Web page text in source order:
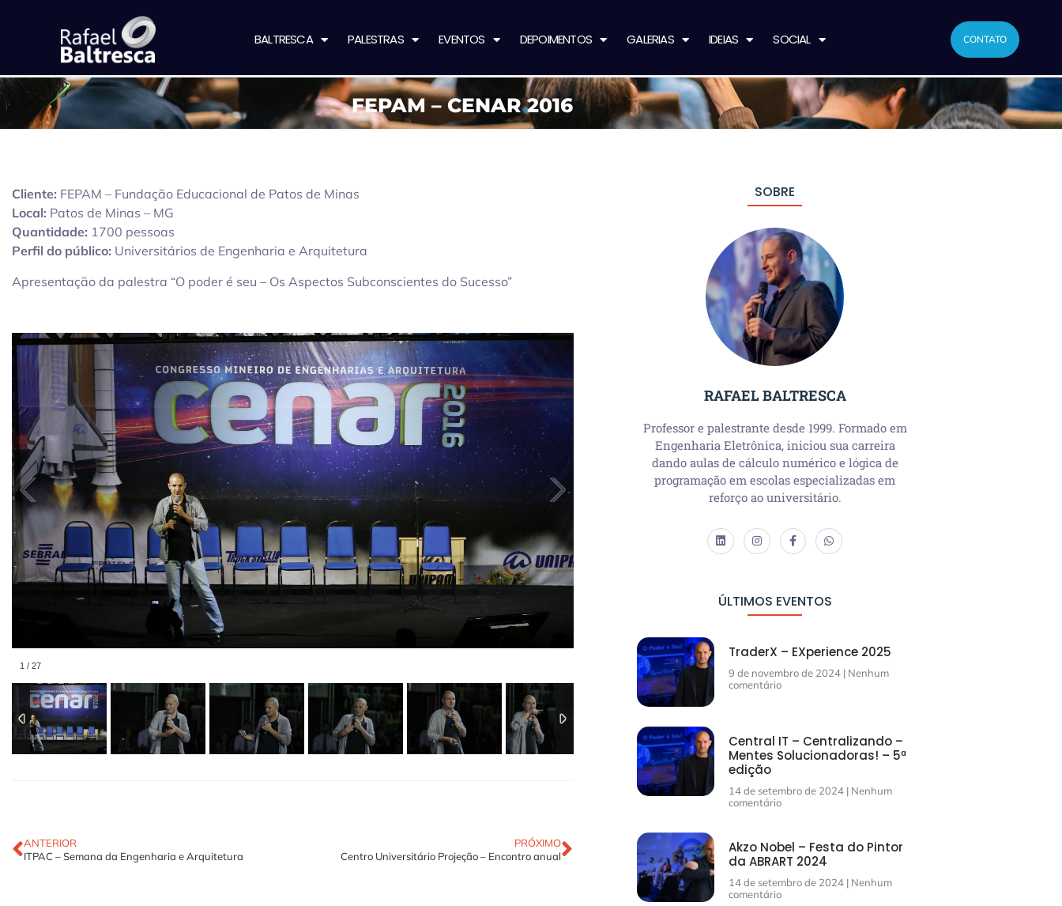
BALTRESCA PALESTRAS EVENTOS DEPOIMENTOS GALERIAS IDEIAS SOCIAL CONTATO
FEPAM – CENAR 2016
Cliente: FEPAM – Fundação Educacional de Patos de Minas
Local: Patos de Minas – MG
Quantidade: 1700 pessoas
Perfil do público: Universitários de Engenharia e Arquitetura
Apresentação da palestra “O poder é seu – Os Aspectos Subconscientes do Sucesso”
1 / 27
ANTERIOR
ITPAC – Semana da Engenharia e Arquitetura
PRÓXIMO
Centro Universitário Projeção – Encontro anual
SOBRE
RAFAEL BALTRESCA
Professor e palestrante desde 1999. Formado em
Engenharia Eletrônica, iniciou sua carreira
dando aulas de cálculo numérico e lógica de
programação em escolas especializadas em
reforço ao universitário.
ÚLTIMOS EVENTOS
TraderX – EXperience 2025
9 de novembro de 2024 Nenhum
comentário
Central IT – Centralizando –
Mentes Solucionadoras! – 5ª
edição
14 de setembro de 2024 Nenhum
comentário
Akzo Nobel – Festa do Pintor
da ABRART 2024
14 de setembro de 2024 Nenhum
comentário